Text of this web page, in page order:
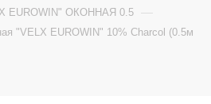
EUROWIN" ОКОННАЯ 0.5 —
"VELX EUROWIN" 10% Сharcol (0.5м